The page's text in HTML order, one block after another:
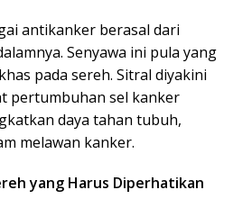
antikanker berasal dari
Senyawa ini pula yang
pada sereh. Sitral diyakini
pertumbuhan sel kanker
daya tahan tubuh,
melawan kanker.
yang Harus Diperhatikan